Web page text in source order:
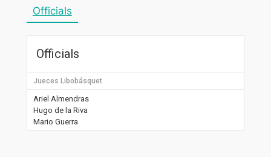
Officials
Officials
Jueces Libobásquet
Ariel Almendras
Hugo de la Riva
Mario Guerra